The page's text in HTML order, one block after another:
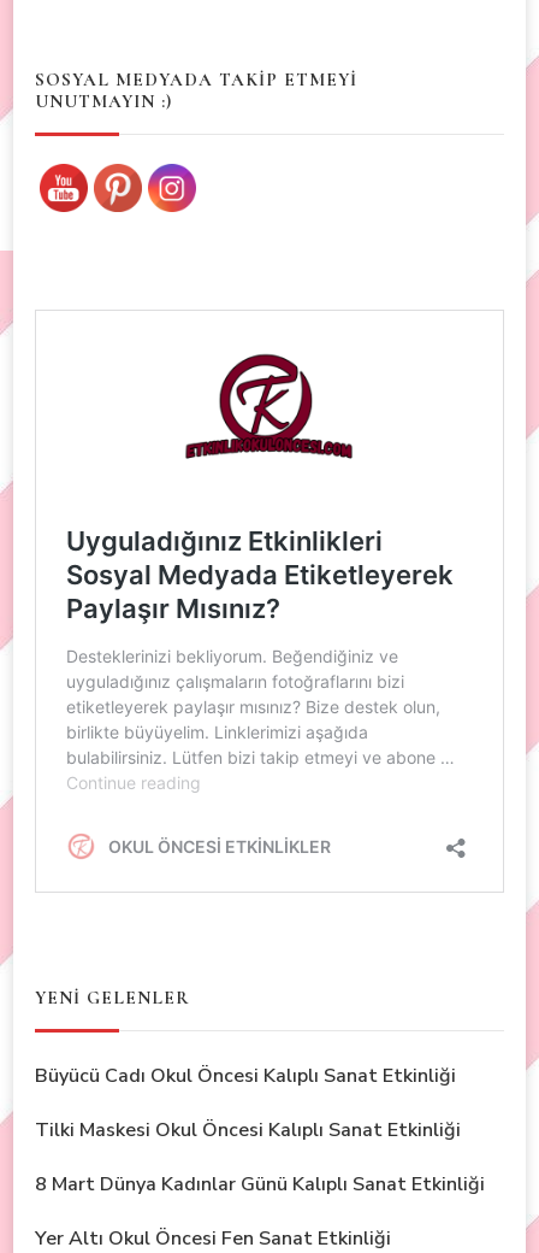
SOSYAL MEDYADA TAKİP ETMEYİ
UNUTMAYIN :)
YENİ GELENLER
Büyücü Cadı Okul Öncesi Kalıplı Sanat Etkinliği
Tilki Maskesi Okul Öncesi Kalıplı Sanat Etkinliği
8 Mart Dünya Kadınlar Günü Kalıplı Sanat Etkinliği
Yer Altı Okul Öncesi Fen Sanat Etkinliği